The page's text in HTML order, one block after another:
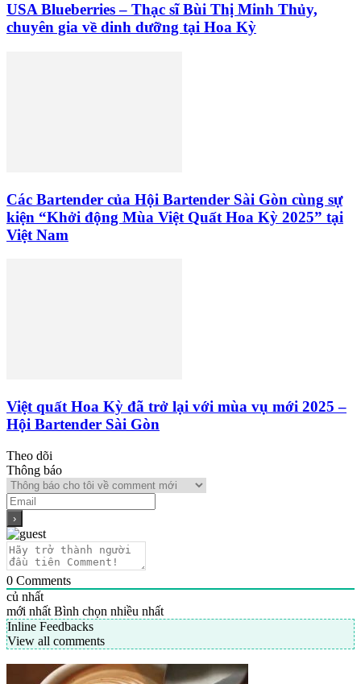
USA Blueberries – Thạc sĩ Bùi Thị Minh Thủy,
chuyên gia về dinh dưỡng tại Hoa Kỳ
Các Bartender của Hội Bartender Sài Gòn cùng sự
kiện “Khởi động Mùa Việt Quất Hoa Kỳ 2025” tại
Việt Nam
Việt quất Hoa Kỳ đã trở lại với mùa vụ mới 2025 –
Hội Bartender Sài Gòn
Theo dõi
Thông báo
0 Comments
củ nhất
mới nhất Bình chọn nhiều nhất
Inline Feedbacks
View all comments